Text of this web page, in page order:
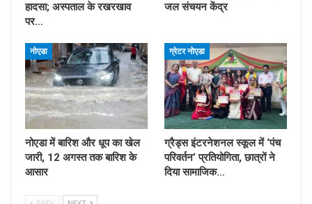
हादसा; अस्पताल के रखरखाव
पर…
जल संचयन केंद्र
नोएडा
नोएडा में बारिश और धूप का खेल
जारी, 12 अगस्त तक बारिश के
आसार
ग्रेटर नोएडा
ग्रैड्स इंटरनेशनल स्कूल में ‘पंच
परिवर्तन’ प्रतियोगिता, छात्रों ने
दिया सामाजिक…